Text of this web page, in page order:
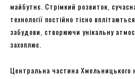
майбутнє. Стрімкий розвиток,
технології постійно тісно
забудови, створюючи унікальну
захоплює.
Центральна частина Хмельницького